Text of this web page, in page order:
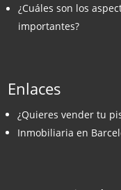
¿Cuáles son los
importantes?
Enlaces
¿Quieres vender tu
Inmobiliaria en